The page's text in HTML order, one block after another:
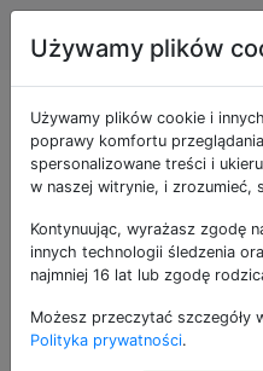
Apple
Uruchom
Findera
8
Często
(artykuły
Używamy plików
Używamy plików cookie i
poprawy komfortu
spersonalizowane treści i
w naszej witrynie, i zrozumieć,
Kontynuując, wyrażasz zgodę
innych technologii śledzenia
najmniej 16 lat lub zgodę
Możesz przeczytać szczegóły
Polityka prywatności.